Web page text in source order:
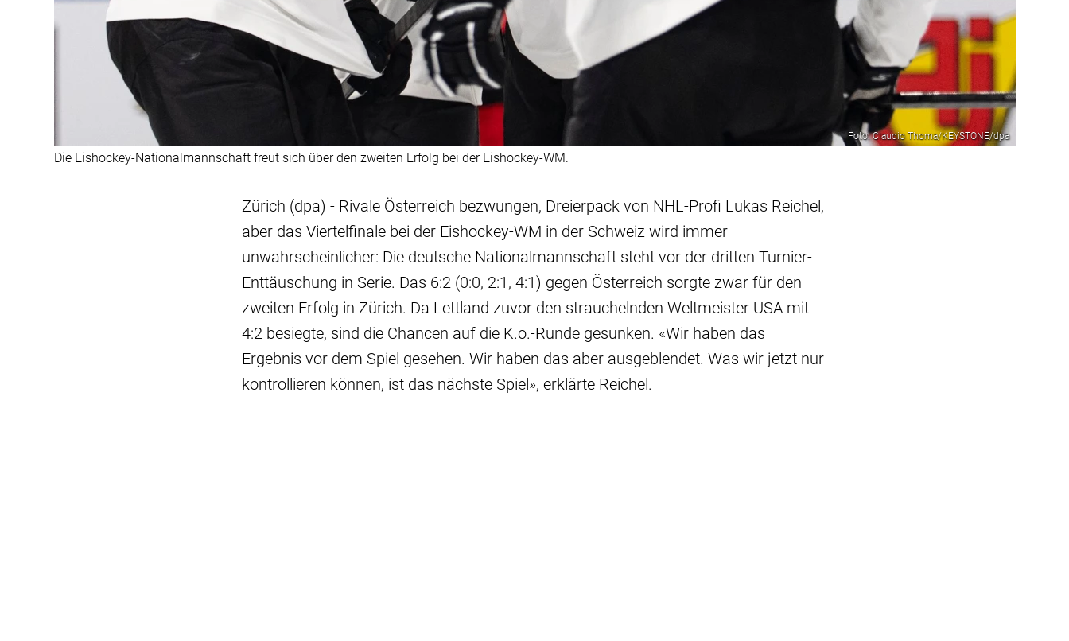
Foto: Claudio Thoma/KEYSTONE/dpa
Die Eishockey-Nationalmannschaft freut sich über den zweiten Erfolg bei der Eishockey-WM.
Zürich (dpa) - Rivale Österreich bezwungen, Dreierpack von NHL-Profi Lukas Reichel,
aber das Viertelfinale bei der Eishockey-WM in der Schweiz wird immer
unwahrscheinlicher: Die deutsche Nationalmannschaft steht vor der dritten Turnier-
Enttäuschung in Serie. Das 6:2 (0:0, 2:1, 4:1) gegen Österreich sorgte zwar für den
zweiten Erfolg in Zürich. Da Lettland zuvor den strauchelnden Weltmeister USA mit
4:2 besiegte, sind die Chancen auf die K.o.-Runde gesunken. «Wir haben das
Ergebnis vor dem Spiel gesehen. Wir haben das aber ausgeblendet. Was wir jetzt nur
kontrollieren können, ist das nächste Spiel», erklärte Reichel.